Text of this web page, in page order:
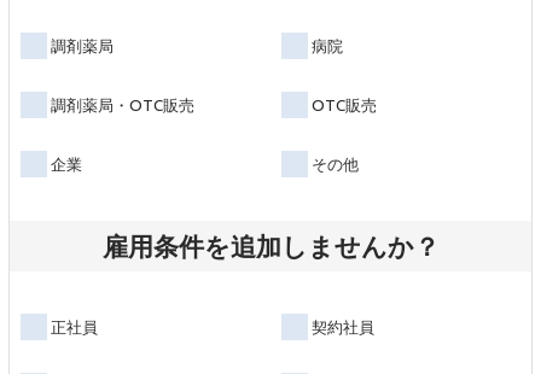
調剤薬局 病院
調剤薬局・OTC販売 OTC販売
企業 その他
雇用条件を追加しませんか？
正社員 契約社員